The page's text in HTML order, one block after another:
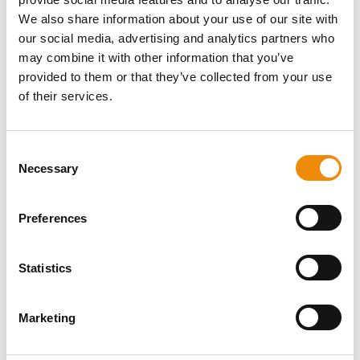
We also share information about your use of our site with
our social media, advertising and analytics partners who
may combine it with other information that you’ve
provided to them or that they’ve collected from your use
of their services.
Selection
Necessary
Preferences
Statistics
Marketing
AVEZ-VOUS UNE
QUESTION SUR CE
PRODUIT ? NOUS
Conseils personnalisés
nutrition et les soins les mieux adaptés à votre